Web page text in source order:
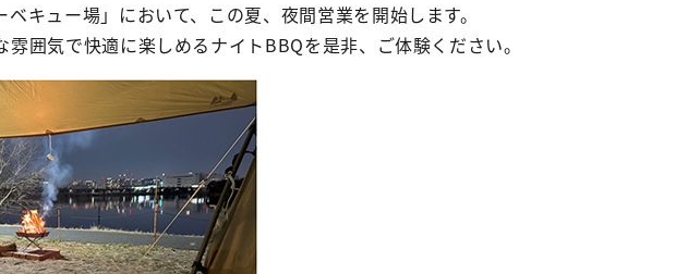
キュー場」において、この夏、夜間営業を開始します。
囲気で快適に楽しめるナイトBBQを是非、ご体験ください。